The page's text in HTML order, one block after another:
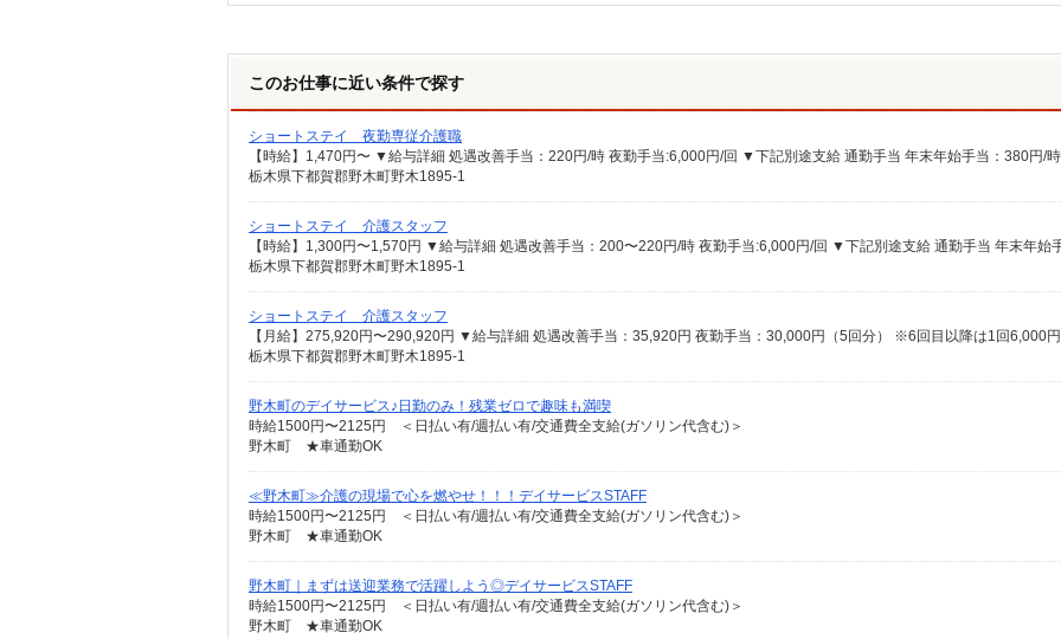
このお仕事に近い条件で探す
ショートステイ 夜勤専従介護職
栃木県下都賀郡野木町野木1895-1
ショートステイ 介護スタッフ
栃木県下都賀郡野木町野木1895-1
ショートステイ 介護スタッフ
栃木県下都賀郡野木町野木1895-1
野木町のデイサービス♪日勤のみ！残業ゼロで趣味も満喫
時給1500円〜2125円 ＜日払い有/週払い有/交通費全支給(ガソリン代含む)＞
野木町 ★車通勤OK
≪野木町≫介護の現場で心を燃やせ！！！デイサービスSTAFF
時給1500円〜2125円 ＜日払い有/週払い有/交通費全支給(ガソリン代含む)＞
野木町 ★車通勤OK
野木町｜まずは送迎業務で活躍しよう◎デイサービスSTAFF
時給1500円〜2125円 ＜日払い有/週払い有/交通費全支給(ガソリン代含む)＞
野木町 ★車通勤OK